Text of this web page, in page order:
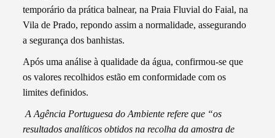
temporário da prática balnear, na Praia Fluvial do Faial, na
Vila de Prado, repondo assim a normalidade, assegurando
a segurança dos banhistas.
Após uma análise à qualidade da água, confirmou-se que
os valores recolhidos estão em conformidade com os
limites definidos.
A Agência Portuguesa do Ambiente refere que “os
resultados analíticos obtidos na recolha da amostra de